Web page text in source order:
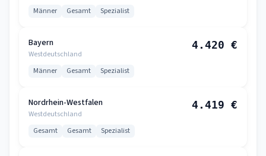
Männer Gesamt Spezialist
Bayern
Westdeutschland
4.420 €
Männer Gesamt Spezialist
Nordrhein-Westfalen
Westdeutschland
4.419 €
Gesamt Gesamt Spezialist